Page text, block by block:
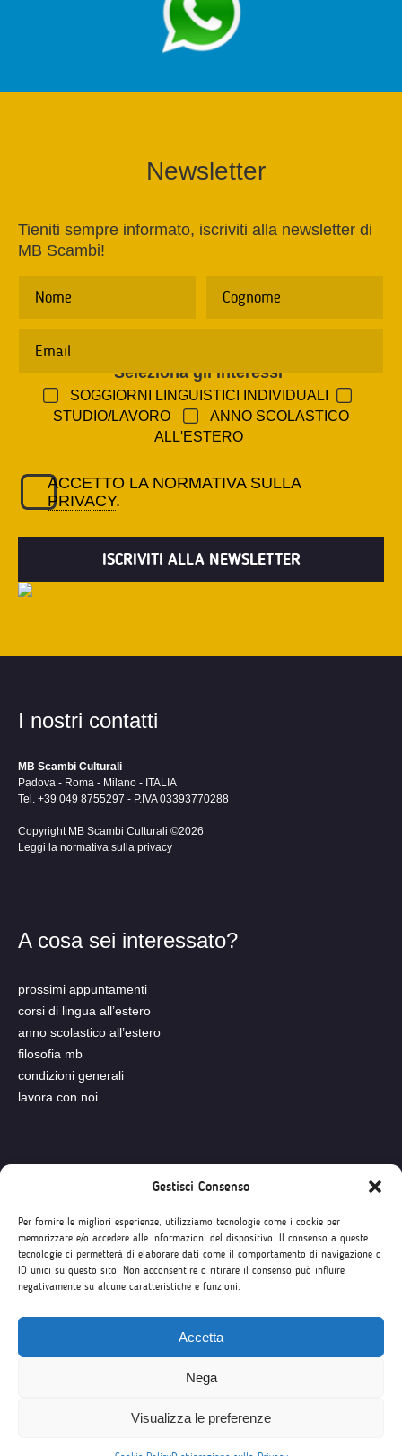
Gestisci Consenso
Per fornire le migliori esperienze, utilizziamo tecnologie come i cookie per
memorizzare e/o accedere alle informazioni del dispositivo. Il consenso a queste
tecnologie ci permetterà di elaborare dati come il comportamento di navigazione o
ID unici su questo sito. Non acconsentire o ritirare il consenso può influire
negativamente su alcune caratteristiche e funzioni.
Accetta
Nega
Visualizza le preferenze
Newsletter
Tieniti sempre informato, iscriviti alla newsletter di
MB Scambi!
Seleziona gli interessi
SOGGIORNI LINGUISTICI INDIVIDUALI
STUDIO/LAVORO
ANNO SCOLASTICO
ALL'ESTERO
ACCETTO LA NORMATIVA SULLA
PRIVACY.
I nostri contatti
MB Scambi Culturali
Padova - Roma - Milano - ITALIA
Tel. +39 049 8755297 - P.IVA 03393770288
Copyright MB Scambi Culturali ©2026
Leggi la normativa sulla privacy
A cosa sei interessato?
prossimi appuntamenti
corsi di lingua all’estero
anno scolastico all’estero
filosofia mb
condizioni generali
lavora con noi